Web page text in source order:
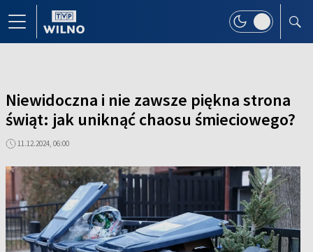
Niewidoczna i nie zawsze piękna strona
świąt: jak uniknąć chaosu śmieciowego?
11.12.2024, 06:00